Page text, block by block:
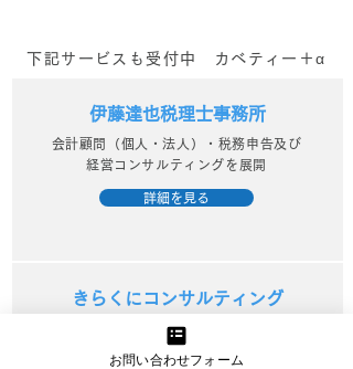
下記サービスも受付中 カベティー＋α
伊藤達也税理士事務所
会計顧問（個人・法人）・税務申告及び
経営コンサルティングを展開
詳細を見る
きらくにコンサルティング
中小企業診断士が行うWebマーケティン
グ支援でビジネスを活性化
お問い合わせフォーム